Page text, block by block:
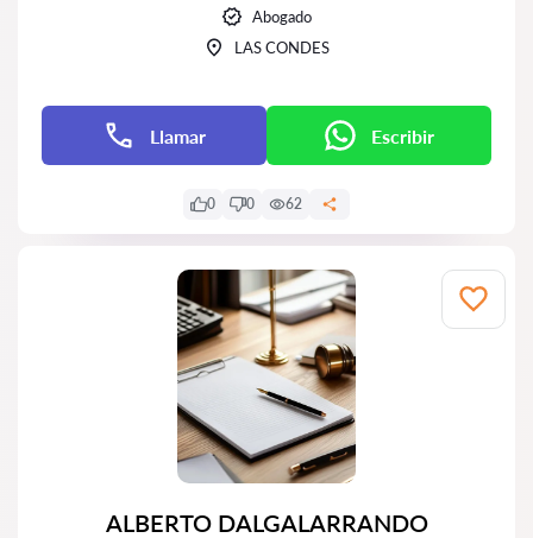
Abogado
LAS CONDES
Llamar Escribir
0 0 62
ALBERTO DALGALARRANDO